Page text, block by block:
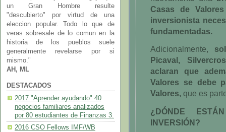
un Gran Hombre resulte
"descubierto" por virtud de una
eleccion popular. Todo lo que de
veras sobresale de lo comun en la
historia de los pueblos suele
generalmente revelarse por si
mismo."
AH, ML
DESTACADOS
2017 "Aprender ayudando" 40
negocios familiares analizados
por 80 estudiantes de Finanzas 3.
2016 CSO Fellows IMF/WB
Casas de
inversionista
fundamentadas.
Adicionalmente,
Picaval,
aclaran que
Valores se debe
Valores, que es
¿DÓNDE
INVERSIÓN?